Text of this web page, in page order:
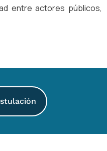
entre actores públicos,